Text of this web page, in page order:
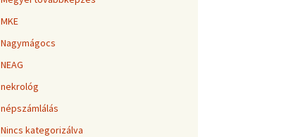
MKE
Nagymágocs
NEAG
nekrológ
népszámlálás
Nincs kategorizálva